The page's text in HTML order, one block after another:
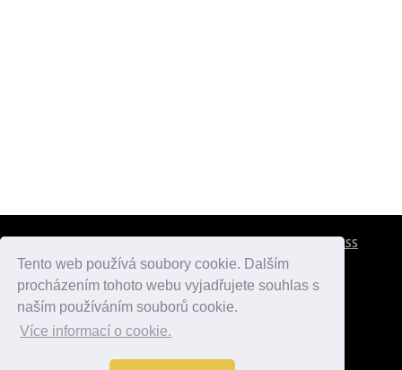
Tento web používá soubory cookie. Dalším
procházením tohoto webu vyjadřujete souhlas s
naším používáním souborů cookie.
Více informací o cookie.
RSS
atlaspamatek.info
Data o počasí jsou přebírána z